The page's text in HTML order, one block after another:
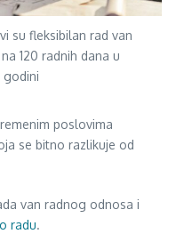
su fleksibilan rad van
120 radnih dana u
godini
poslovima
se bitno razlikuje od
van radnog odnosa i
radu.